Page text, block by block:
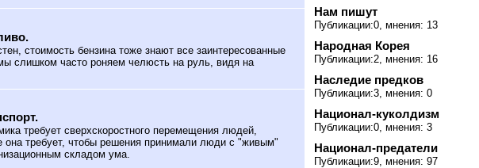
стоимость бензина тоже знают все заинтересованные
слишком часто роняем челюсть на руль, видя на
требует сверхскоростного перемещения людей,
она требует, чтобы решения принимали люди с "живым"
складом ума.
Нам пишут
Публикации:0, мнения: 13
Народная Корея
Публикации:2, мнения: 16
Наследие предков
Публикации:3, мнения: 0
Национал-куколдизм
Публикации:0, мнения: 3
Национал-предатели
Публикации:9, мнения: 97